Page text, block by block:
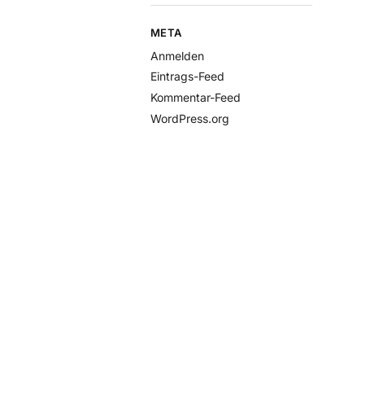
META
Anmelden
Eintrags-Feed
Kommentar-Feed
WordPress.org